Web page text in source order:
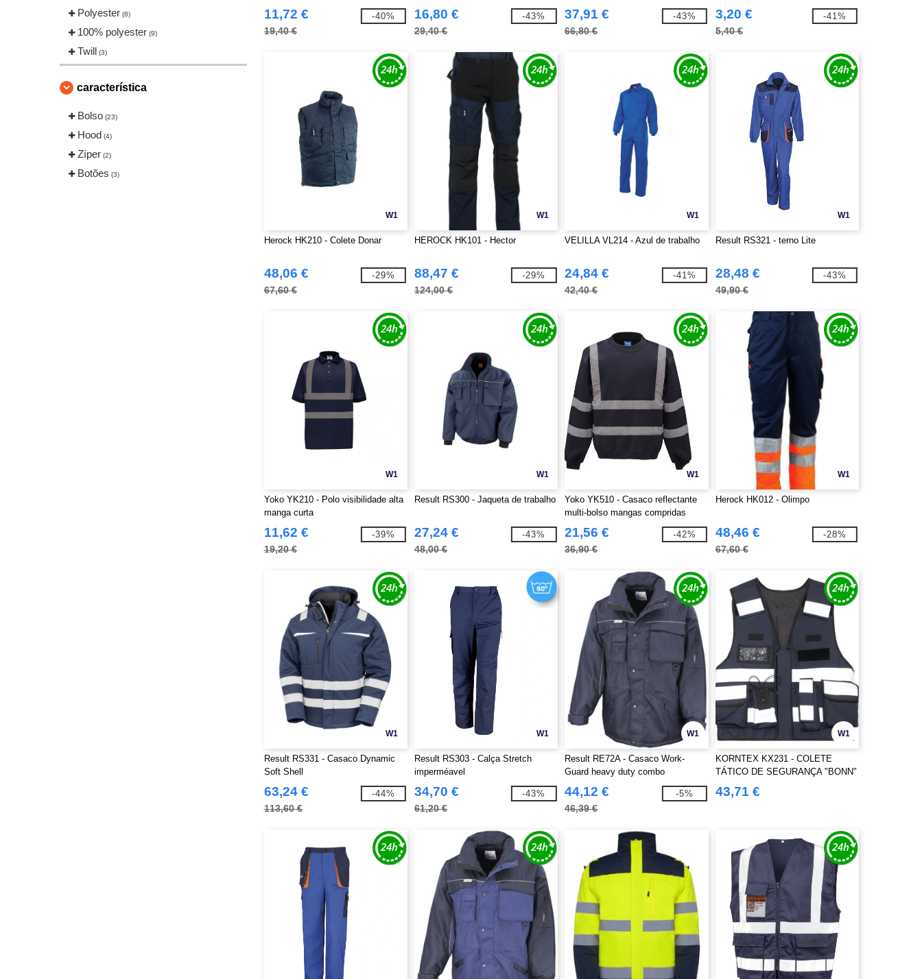
Polyester (8)
100% polyester (9)
Twill (3)
característica
Bolso (23)
Hood (4)
Zíper (2)
Botões (3)
11,72 €
19,40 €
-40% 16,80 €
29,40 €
-43% 37,91 €
66,80 €
-43% 3,20 €
5,40 €
-41%
W1
Herock HK210 - Colete Donar
48,06 €
67,60 €
-29%
W1
HEROCK HK101 - Hector
88,47 €
124,00 €
-29%
W1
VELILLA VL214 - Azul de trabalho
24,84 €
42,40 €
-41%
W1
Result RS321 - terno Lite
28,48 €
49,90 €
-43%
W1
Yoko YK210 - Polo visibilidade alta
manga curta
11,62 €
19,20 €
-39%
W1
Result RS300 - Jaqueta de trabalho
27,24 €
48,00 €
-43%
W1
Yoko YK510 - Casaco reflectante
multi-bolso mangas compridas
21,56 €
36,90 €
-42%
W1
Herock HK012 - Olimpo
48,46 €
67,60 €
-28%
W1
Result RS331 - Casaco Dynamic
Soft Shell
63,24 €
113,60 €
-44%
W1
Result RS303 - Calça Stretch
imperméavel
34,70 €
61,20 €
-43%
W1
Result RE72A - Casaco Work-
Guard heavy duty combo
44,12 €
46,39 €
-5%
W1
KORNTEX KX231 - COLETE
TÁTICO DE SEGURANÇA "BONN"
43,71 €